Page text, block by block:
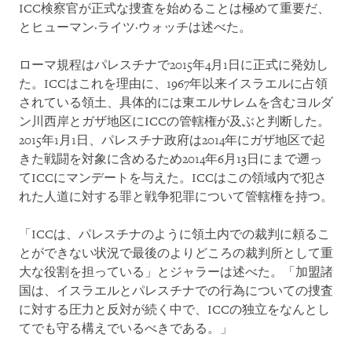
ICC検察官が正式な捜査を始めることは極めて重要だ、
とヒューマン·ライツ·ウォッチは述べた。
ローマ規程はパレスチナで2015年4月1日に正式に発効し
た。ICCはこれを理由に、1967年以来イスラエルに占領
されている領土、具体的には東エルサレムを含むヨルダ
ン川西岸とガザ地区にICCの管轄権が及ぶと判断した。
2015年1月1日、パレスチナ政府は2014年にガザ地区で起
きた戦闘を対象に含めるため2014年6月13日にまで遡っ
てICCにマンデートを与えた。ICCはこの領域内で犯さ
れた人道に対する罪と戦争犯罪について管轄権を持つ。
「ICCは、パレスチナのように領土内での裁判に頼るこ
とができない状況で最後のよりどころの裁判所として重
大な役割を担っている」とジャラーは述べた。「加盟諸
国は、イスラエルとパレスチナでの行為についての捜査
に対する圧力と反対が続く中で、ICCの独立をなんとし
てでも守る構えでいるべきである。」